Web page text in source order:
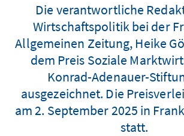
Die verantwortliche
Wirtschaftspolitik bei der
Allgemeinen Zeitung, Heike
dem Preis Soziale
Konrad-Adenauer-
ausgezeichnet. Die
am 2. September 2025 in
statt.